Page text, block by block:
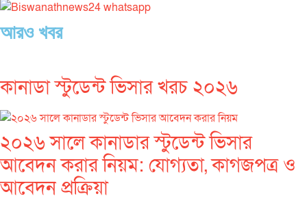
আরও খবর
কানাডা স্টুডেন্ট ভিসার খরচ ২০২৬
২০২৬ সালে কানাডার স্টুডেন্ট ভিসার
আবেদন করার নিয়ম: যোগ্যতা, কাগজপত্র ও
আবেদন প্রক্রিয়া